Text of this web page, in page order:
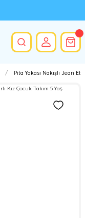
Pita Yakası Nakışlı Jean